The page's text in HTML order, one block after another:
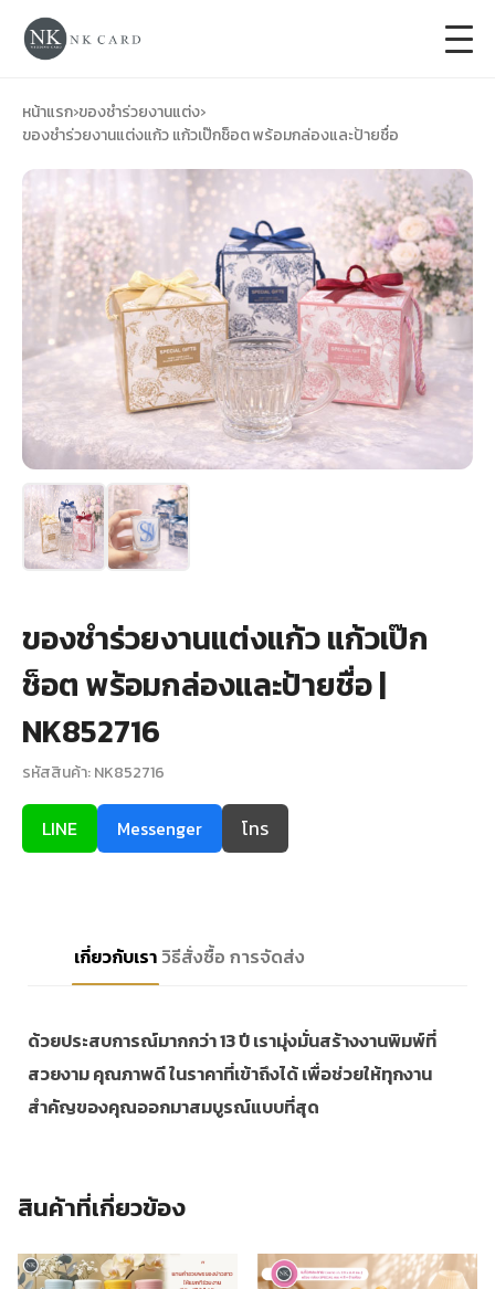
การ์ดแต่งงาน
ของชำร่วยงานแต่ง +
ของรับไหว้ +
ป้ายของชำร่วยงานแต่ง +
การ์ดงานบวช
การ์ดขึ้นบ้านใหม่
ซองเปล่า
รับพิมพ์หน้าซอง
Wax Seal Sticker | สติกเกอร์ตราครั่งปิดซอง
การ์ดแต่งงานออนไลน์
รีวิว
เกี่ยวกับเรา
บทความ
หน้าแรก›ของชำร่วยงานแต่ง›
ของชำร่วยงานแต่งแก้ว แก้วเป๊กช็อต พร้อมกล่องและป้ายชื่อ
ของชำร่วยงานแต่งแก้ว แก้วเป๊ก
ช็อต พร้อมกล่องและป้ายชื่อ |
NK852716
รหัสสินค้า: NK852716
LINE Messenger โทร
เกี่ยวกับเรา วิธีสั่งซื้อ การจัดส่ง
ด้วยประสบการณ์มากกว่า 13 ปี เรามุ่งมั่นสร้างงานพิมพ์ที่
สวยงาม คุณภาพดี ในราคาที่เข้าถึงได้ เพื่อช่วยให้ทุกงาน
สำคัญของคุณออกมาสมบูรณ์แบบที่สุด
สินค้าที่เกี่ยวข้อง